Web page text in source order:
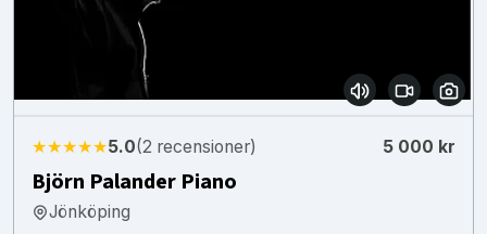
★★★★★5.0(2 recensioner) 5 000 kr
Björn Palander Piano
Jönköping